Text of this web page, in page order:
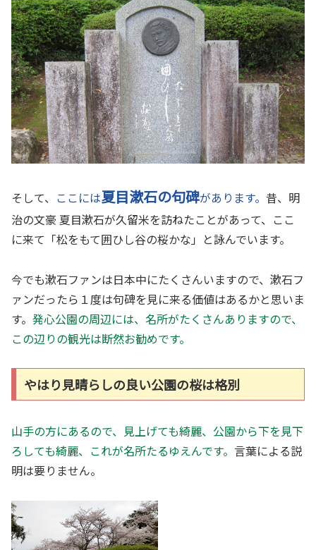
そして、 ここには夏目漱石の句碑があります。 昔、明
治の文豪 夏目漱石が久留米を訪ねたことがあって、ここ
に来て「松をもて囲ひし谷の桜かな」と詠んでいます。
今でも漱石ファンは日本中にたくさんいますので、漱石フ
ァンだったら１度は句碑を見に来る価値はあるかと思いま
す。 発心公園の周辺には、名所がたくさんありますので、
この辺りの観光は断然お勧めです。
やはり見晴らしの良い公園の桜は格別
山手の方にあるので、見上げても綺麗、公園から下を見下
ろしても綺麗、これが名所たるゆえんです。 言葉による説
明は要りません。